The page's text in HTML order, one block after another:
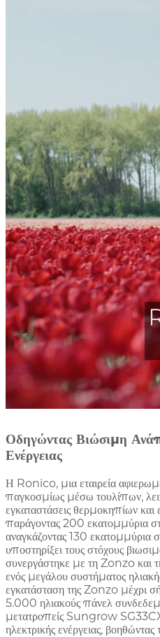
Οδηγώντας Βιώσιμη
Ενέργειας
Η Ronico, μια εταιρεία
παγκοσμίως μέσω τουλίπων,
εγκαταστάσεις θερμοκηπίων και
παράγοντας 200 εκατομμύρια
αναγκάζοντας 130 εκατομμύρια
υποστηρίξει τους στόχους
συνεργάστηκε με τη Zonzo και
ενός μεγάλου συστήματος
εγκατάσταση της Zonzo μέχρι
5.000 ηλιακούς πάνελ
μετατροπείς Sungrow
ηλεκτρικής ενέργειας,